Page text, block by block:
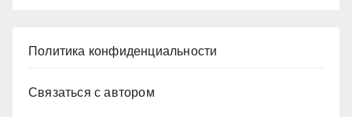
Политика конфиденциальности
Связаться с автором